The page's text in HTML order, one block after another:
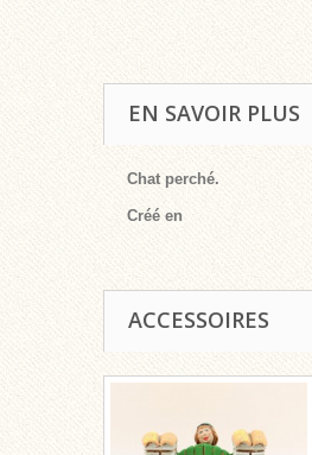
EN SAVOIR PLUS
Chat perché.
Créé en
ACCESSOIRES